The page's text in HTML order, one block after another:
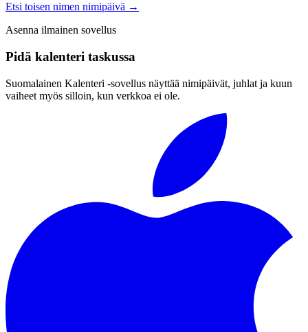
Etsi toisen nimen nimipäivä →
Asenna ilmainen sovellus
Pidä kalenteri taskussa
Suomalainen Kalenteri ‑sovellus näyttää nimipäivät, juhlat ja kuun
vaiheet myös silloin, kun verkkoa ei ole.